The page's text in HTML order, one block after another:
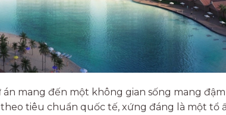
mang đến một không gian sống mang
theo tiêu chuẩn quốc tế, xứng đáng là một tổ